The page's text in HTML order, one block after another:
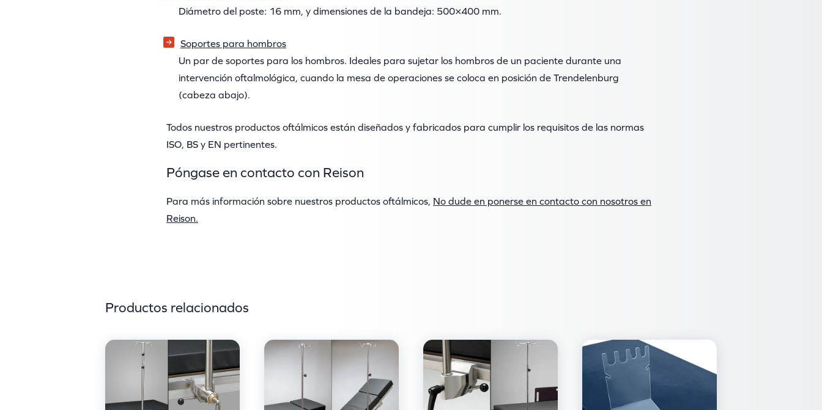
Diámetro del poste: 16 mm, y dimensiones de la bandeja: 500×400 mm.
Soportes para hombros
Un par de soportes para los hombros. Ideales para sujetar los hombros de un paciente durante una
intervención oftalmológica, cuando la mesa de operaciones se coloca en posición de Trendelenburg
(cabeza abajo).
Todos nuestros productos oftálmicos están diseñados y fabricados para cumplir los requisitos de las normas
ISO, BS y EN pertinentes.
Póngase en contacto con Reison
Para más información sobre nuestros productos oftálmicos, No dude en ponerse en contacto con nosotros en
Reison.
Productos relacionados